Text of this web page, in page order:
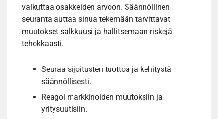
vaikuttaa osakkeiden arvoon. Säännöllinen
seuranta auttaa sinua tekemään tarvittavat
muutokset salkkuusi ja hallitsemaan riskejä
tehokkaasti.
Seuraa sijoitusten tuottoa ja kehitystä
säännöllisesti.
Reagoi markkinoiden muutoksiin ja
yritysuutisiin.